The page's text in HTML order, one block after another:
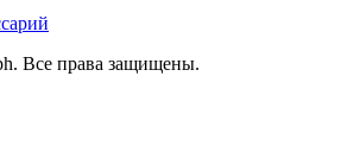
Все права защищены.